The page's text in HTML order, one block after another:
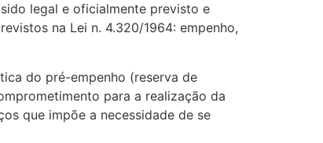
legal e oficialmente previsto e
na Lei n. 4.320/1964: empenho,
do pré-empenho (reserva de
para a realização da
que impõe a necessidade de se